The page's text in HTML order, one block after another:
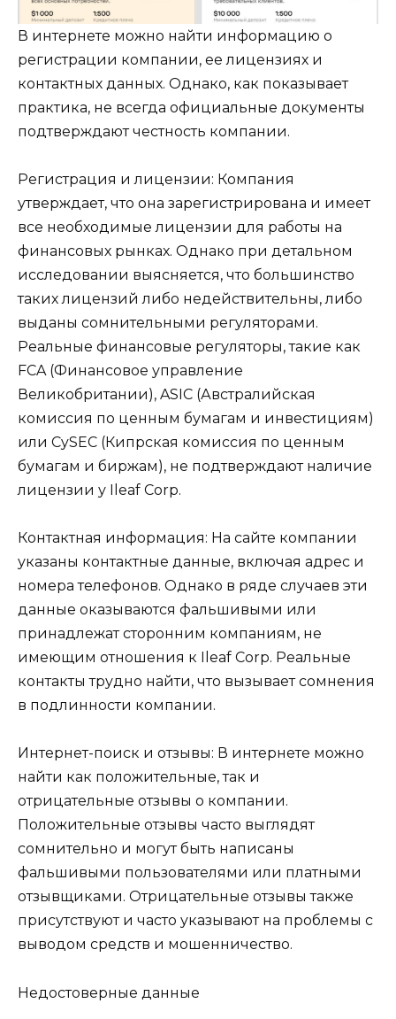
В интернете можно найти информацию о
регистрации компании, ее лицензиях и
контактных данных. Однако, как показывает
практика, не всегда официальные документы
подтверждают честность компании.
Регистрация и лицензии: Компания
утверждает, что она зарегистрирована и имеет
все необходимые лицензии для работы на
финансовых рынках. Однако при детальном
исследовании выясняется, что большинство
таких лицензий либо недействительны, либо
выданы сомнительными регуляторами.
Реальные финансовые регуляторы, такие как
FCA (Финансовое управление
Великобритании), ASIC (Австралийская
комиссия по ценным бумагам и инвестициям)
или CySEC (Кипрская комиссия по ценным
бумагам и биржам), не подтверждают наличие
лицензии у Ileaf Corp.
Контактная информация: На сайте компании
указаны контактные данные, включая адрес и
номера телефонов. Однако в ряде случаев эти
данные оказываются фальшивыми или
принадлежат сторонним компаниям, не
имеющим отношения к Ileaf Corp. Реальные
контакты трудно найти, что вызывает сомнения
в подлинности компании.
Интернет-поиск и отзывы: В интернете можно
найти как положительные, так и
отрицательные отзывы о компании.
Положительные отзывы часто выглядят
сомнительно и могут быть написаны
фальшивыми пользователями или платными
отзывщиками. Отрицательные отзывы также
присутствуют и часто указывают на проблемы с
выводом средств и мошенничество.
Недостоверные данные